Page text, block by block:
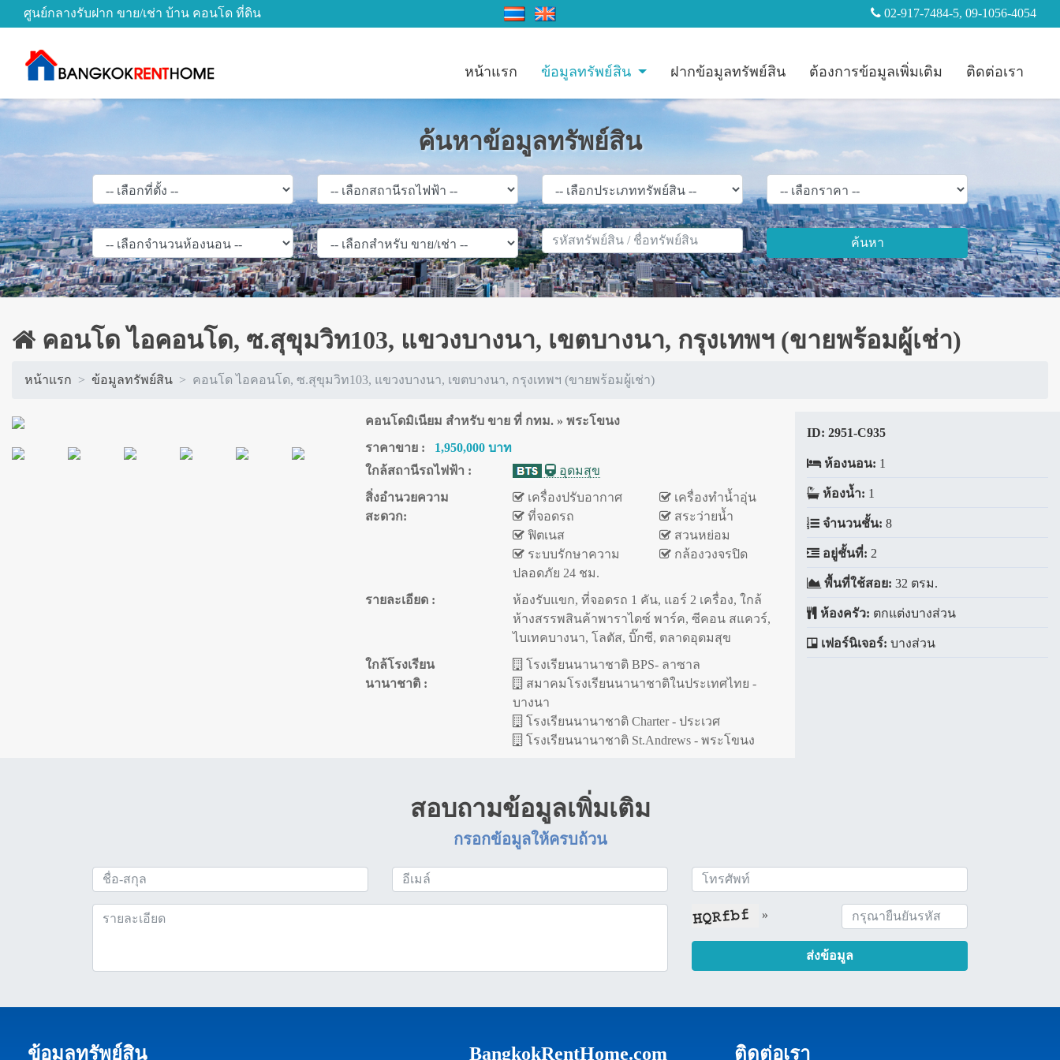
ศูนย์กลางรับฝาก ขาย/เช่า บ้าน คอนโด ที่ดิน 02-917-7484-5, 09-1056-4054
หน้าแรก ข้อมูลทรัพย์สิน ฝากข้อมูลทรัพย์สิน ต้องการข้อมูลเพิ่มเติม ติดต่อเรา
ค้นหาข้อมูลทรัพย์สิน
ค้นหา
คอนโด ไอคอนโด, ซ.สุขุมวิท103, แขวงบางนา, เขตบางนา, กรุงเทพฯ (ขายพร้อมผู้เช่า)
หน้าแรก ข้อมูลทรัพย์สิน คอนโด ไอคอนโด, ซ.สุขุมวิท103, แขวงบางนา, เขตบางนา, กรุงเทพฯ (ขายพร้อมผู้เช่า)
คอนโดมิเนียม สำหรับ ขาย ที่ กทม. » พระโขนง
ราคาขาย : 1,950,000 บาท
ใกล้สถานีรถไฟฟ้า :
อุดมสุข
สิ่งอำนวยความ
สะดวก:
เครื่องปรับอากาศ
เครื่องทำน้ำอุ่น
ที่จอดรถ
สระว่ายน้ำ
ฟิตเนส
สวนหย่อม
ระบบรักษาความ
ปลอดภัย 24 ชม.
กล้องวงจรปิด
รายละเอียด :
ห้องรับแขก, ที่จอดรถ 1 คัน, แอร์ 2 เครื่อง, ใกล้
ห้างสรรพสินค้าพาราไดซ์ พาร์ค, ซีคอน สแควร์,
ไบเทคบางนา, โลตัส, บิ๊กซี, ตลาดอุดมสุข
ใกล้โรงเรียน
นานาชาติ :
โรงเรียนนานาชาติ BPS- ลาซาล
สมาคมโรงเรียนนานาชาติในประเทศไทย -
บางนา
โรงเรียนนานาชาติ Charter - ประเวศ
โรงเรียนนานาชาติ St.Andrews - พระโขนง
ID: 2951-C935
ห้องนอน: 1
ห้องน้ำ: 1
จำนวนชั้น: 8
อยู่ชั้นที่: 2
พื้นที่ใช้สอย: 32 ตรม.
ห้องครัว: ตกแต่งบางส่วน
เฟอร์นิเจอร์: บางส่วน
สอบถามข้อมูลเพิ่มเติม
กรอกข้อมูลให้ครบถ้วน
»
ส่งข้อมูล
ข้อมูลทรัพย์สิน BangkokRentHome.com ติดต่อเรา